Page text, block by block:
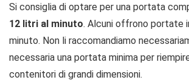
Si consiglia di optare per una portata
12 litri al minuto. Alcuni offrono portate
minuto. Non li raccomandiamo
necessaria una portata minima per
contenitori di grandi dimensioni.